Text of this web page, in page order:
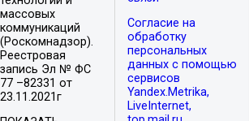
массовых
коммуникаций
(Роскомнадзор).
Реестровая
запись Эл № ФС
77 –82331 от
23.11.2021г
Согласие на
обработку
персональных
данных с помощью
сервисов
Yandex.Metrika,
LiveInternet,